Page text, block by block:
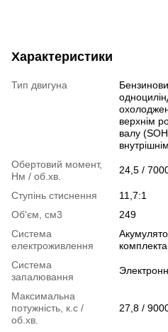
Характеристики
Тип двигуна
верхнім
валу
Обертовий момент,
Нм / об.хв.
24,5 /
Ступінь стиснення
11,7:1
Об'єм, см3
249
Система
електроживлення
Система
запалювання
Максимальна
потужність, к.с /
об.хв.
27,8 /